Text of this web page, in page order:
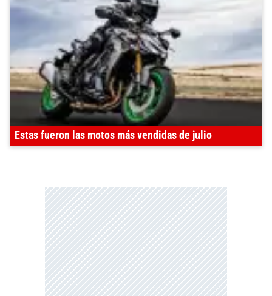
Estas fueron las motos más vendidas de julio